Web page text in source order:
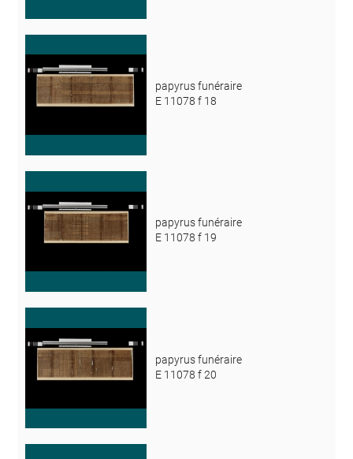
papyrus funéraire
E 11078 f 18
papyrus funéraire
E 11078 f 19
papyrus funéraire
E 11078 f 20